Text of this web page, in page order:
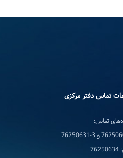
تماس دفتر مرکزی
تماس:
و 3-76250631